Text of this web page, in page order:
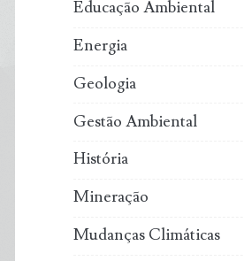
Educação Ambiental
Energia
Geologia
Gestão Ambiental
História
Mineração
Mudanças Climáticas